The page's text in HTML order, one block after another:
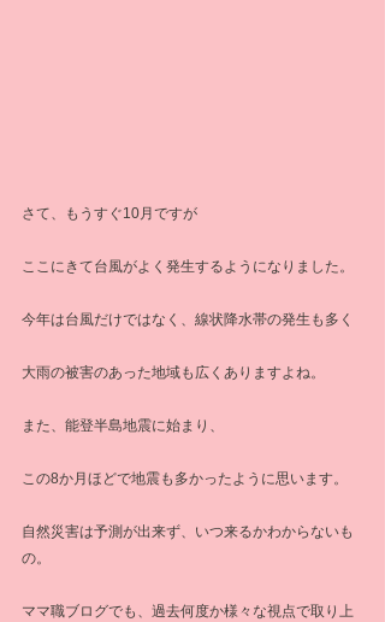
さて、もうすぐ10月ですが
ここにきて台風がよく発生するようになりました。
今年は台風だけではなく、線状降水帯の発生も多く
大雨の被害のあった地域も広くありますよね。
また、能登半島地震に始まり、
この8か月ほどで地震も多かったように思います。
自然災害は予測が出来ず、いつ来るかわからないも
の。
ママ職ブログでも、過去何度か様々な視点で取り上